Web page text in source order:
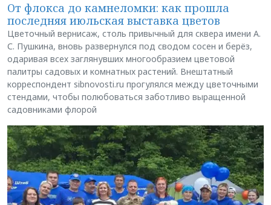
От флокса до камнеломки: как прошла
последняя июльская выставка цветов
Цветочный вернисаж, столь привычный для сквера имени А.
С. Пушкина, вновь развернулся под сводом сосен и берёз,
одаривая всех заглянувших многообразием цветовой
палитры садовых и комнатных растений. Внештатный
корреспондент sibnovosti.ru прогулялся между цветочными
стендами, чтобы полюбоваться заботливо выращенной
садовниками флорой